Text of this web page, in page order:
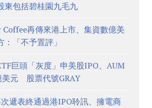
包括碧桂園九毛九
再傳來港上市、集資數億美
「不予置評」
巨頭「灰度」申美股IPO、AUM
美元 股票代號GRAY
遞表終通過港IPO聆訊、擁電商